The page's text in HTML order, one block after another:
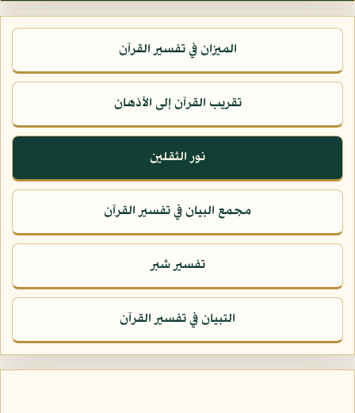
الميزان في تفسير القرآن
تقريب القرآن إلى الأذهان
نور الثقلين
مجمع البيان في تفسير القرآن
تفسير شبر
التبيان في تفسير القرآن